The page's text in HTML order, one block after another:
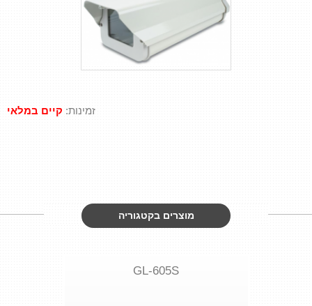
אזעקה אלחוטית לבית
מצלמות אבטחה לעסק
יצירת קשר
זמינות: קיים במלאי
מוצרים בקטגוריה
GL-605S